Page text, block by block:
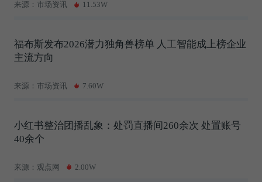
来源：市场资讯 11.53W
福布斯发布2026潜力独角兽榜单 人工智能成上榜企业
主流方向
来源：市场资讯 7.60W
小红书整治团播乱象：处罚直播间260余次 处置账号
40余个
来源：观点网 2.00W